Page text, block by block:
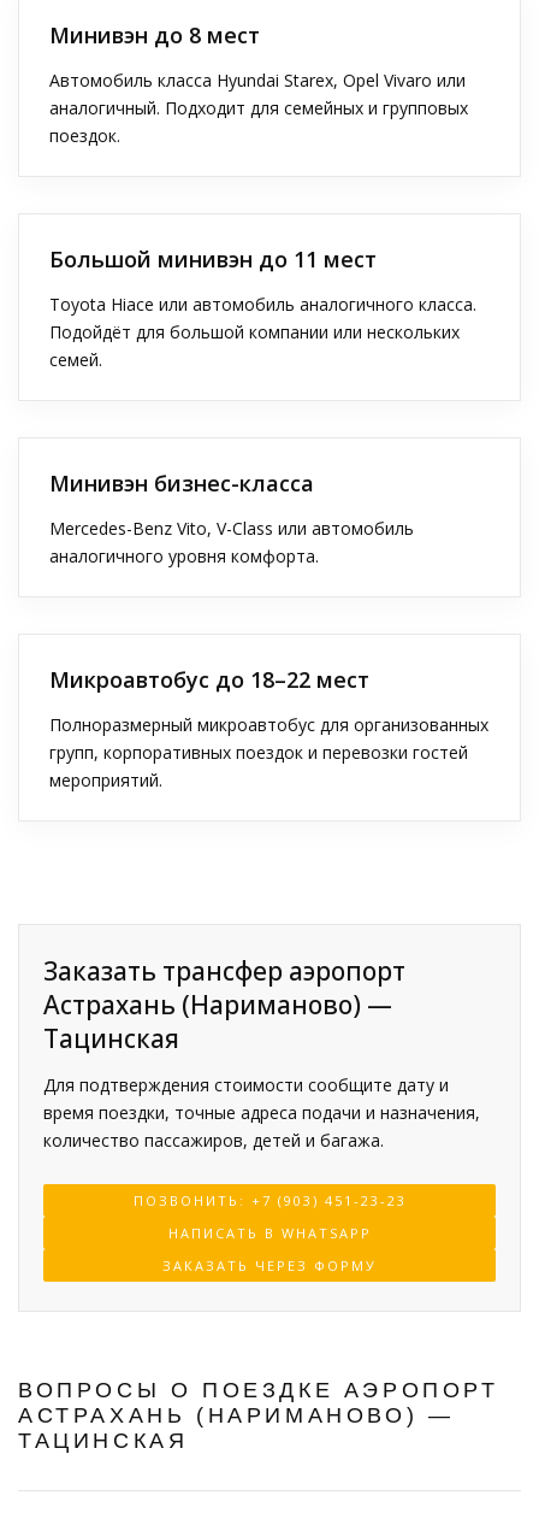
Минивэн до 8 мест
Автомобиль класса Hyundai Starex, Opel Vivaro или
аналогичный. Подходит для семейных и групповых
поездок.
Большой минивэн до 11 мест
Toyota Hiace или автомобиль аналогичного класса.
Подойдёт для большой компании или нескольких
семей.
Минивэн бизнес-класса
Mercedes-Benz Vito, V-Class или автомобиль
аналогичного уровня комфорта.
Микроавтобус до 18–22 мест
Полноразмерный микроавтобус для организованных
групп, корпоративных поездок и перевозки гостей
мероприятий.
Заказать трансфер аэропорт
Астрахань (Нариманово) —
Тацинская
Для подтверждения стоимости сообщите дату и
время поездки, точные адреса подачи и назначения,
количество пассажиров, детей и багажа.
ПОЗВОНИТЬ: +7 (903) 451-23-23
НАПИСАТЬ В WHATSAPP
ЗАКАЗАТЬ ЧЕРЕЗ ФОРМУ
ВОПРОСЫ О ПОЕЗДКЕ АЭРОПОРТ
АСТРАХАНЬ (НАРИМАНОВО) —
ТАЦИНСКАЯ